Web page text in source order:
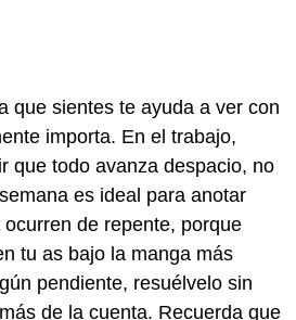
que sientes te ayuda a ver con
importa. En el trabajo,
que todo avanza despacio, no
es ideal para anotar
de repente, porque
tu as bajo la manga más
pendiente, resuélvelo sin
de la cuenta. Recuerda que